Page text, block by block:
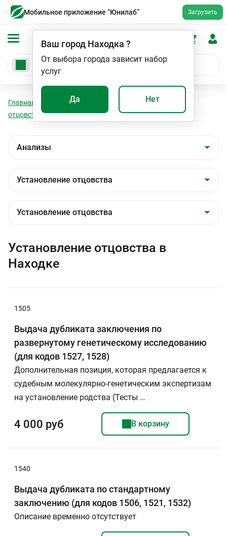
Мобильное приложение “Юнилаб” Загрузить
Ваш город Находка ?
От выбора города зависит набор
услуг
Да Нет
Главная Анализы
Установление
отцовства
Установление отцовства
Установление отцовства в
Находке
1505
Выдача дубликата заключения по
развернутому генетическому исследованию
(для кодов 1527, 1528)
Дополнительная позиция, которая предлагается к
судебным молекулярно-генетическим экспертизам
на установление родства (Тесты …
4 000 руб В корзину
1540
Выдача дубликата по стандартному
заключению (для кодов 1506, 1521, 1532)
Описание временно отсутствует